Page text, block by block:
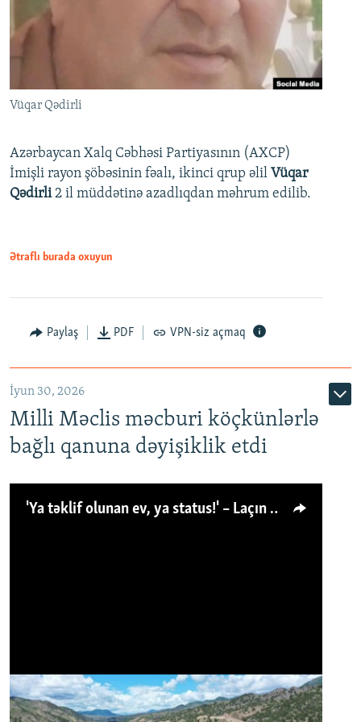
Vüqar Qədirli
Azərbaycan Xalq Cəbhəsi Partiyasının (AXCP)
İmişli rayon şöbəsinin fəalı, ikinci qrup əlil Vüqar
Qədirli2 il müddətinə azadlıqdan məhrum edilib.
Ətraflı burada oxuyun
Paylaş PDF VPN-siz açmaq
İyun 30, 2026
Milli Məclis məcburi köçkünlərlə
bağlı qanuna dəyişiklik etdi
'Ya təklif olunan ev, ya status!' – Laçın köçkünü: 'Laçından başqa heç hara!'